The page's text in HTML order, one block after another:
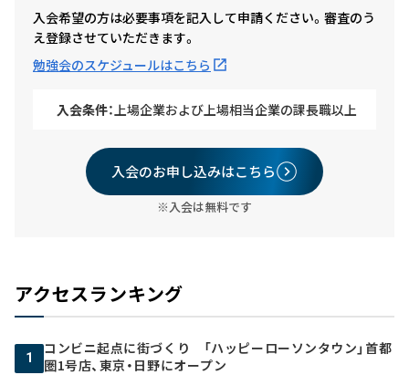
入会希望の方は必要事項を記入して申請ください。審査のう
え登録させていただきます。
勉強会のスケジュールはこちら
入会条件： 上場企業および上場相当企業の課長職以上
入会のお申し込みはこちら
※入会は無料です
アクセスランキング
1
コンビニ起点に街づくり 「ハッピーローソンタウン」首都
圏1号店、東京・日野にオープン